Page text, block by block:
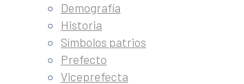
Demografía
Historia
Símbolos patrios
Prefecto
Viceprefecta